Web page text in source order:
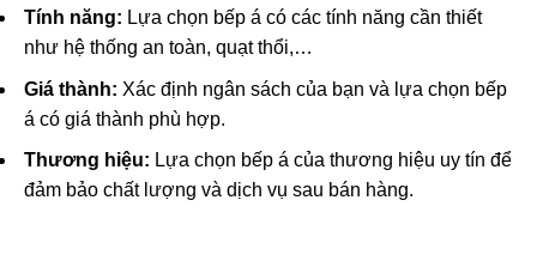
Tính năng: Lựa chọn bếp á có các tính năng cần thiết
như hệ thống an toàn, quạt thổi,…
Giá thành: Xác định ngân sách của bạn và lựa chọn bếp
á có giá thành phù hợp.
Thương hiệu: Lựa chọn bếp á của thương hiệu uy tín để
đảm bảo chất lượng và dịch vụ sau bán hàng.